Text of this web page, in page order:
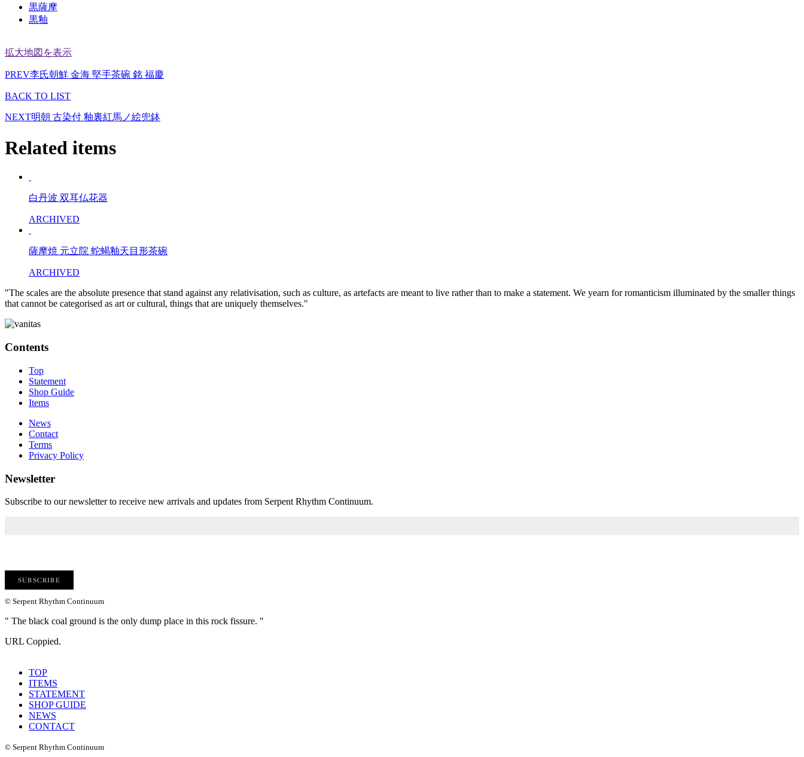
黒薩摩
黒釉
拡大地図を表示
PREV李氏朝鮮 金海 堅手茶碗 銘 福慶
BACK TO LIST
NEXT明朝 古染付 釉裏紅馬ノ絵兜鉢
Related items
白丹波 双耳仏花器
ARCHIVED
薩摩焼 元立院 蛇蝎釉天目形茶碗
ARCHIVED
"The scales are the absolute presence that stand against any relativisation, such as culture, as artefacts are meant to live rather than to make a statement. We yearn for romanticism illuminated by the smaller things
that cannot be categorised as art or cultural, things that are uniquely themselves."
Contents
Top
Statement
Shop Guide
Items
News
Contact
Terms
Privacy Policy
Newsletter
Subscribe to our newsletter to receive new arrivals and updates from Serpent Rhythm Continuum.
© Serpent Rhythm Continuum
" The black coal ground is the only dump place in this rock fissure. "
URL Coppied.
TOP
ITEMS
STATEMENT
SHOP GUIDE
NEWS
CONTACT
© Serpent Rhythm Continuum